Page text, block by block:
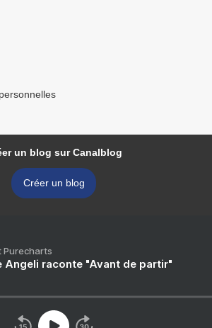
un blog sur Canalblog
Créer un blog
Purecharts
Angeli raconte "Avant de partir"